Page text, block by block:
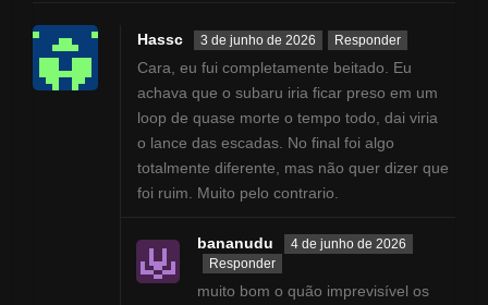
Hassc 3 de junho de 2026 Responder
Cara, eu fui completamente beitado. Eu
achava que o subaru iria ficar preso em um
loop de quase morte o tempo todo, dai viria
o lance das escadas. No final foi algo
totalmente diferente, mas não quer dizer que
foi ruim. Muito pelo contrario.
bananudu
4 de junho de 2026
Responder
muito bom o quão imprevisível os